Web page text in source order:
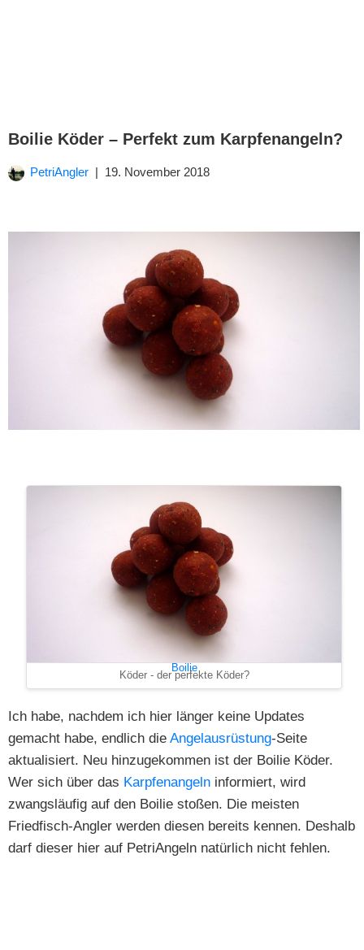
Boilie Köder – Perfekt zum Karpfenangeln?
PetriAngler 19. November 2018
Boilie
Köder - der perfekte Köder?
Ich habe, nachdem ich hier länger keine Updates
gemacht habe, endlich die Angelausrüstung-Seite
aktualisiert. Neu hinzugekommen ist der Boilie Köder.
Wer sich über das Karpfenangeln informiert, wird
zwangsläufig auf den Boilie stoßen. Die meisten
Friedfisch-Angler werden diesen bereits kennen. Deshalb
darf dieser hier auf PetriAngeln natürlich nicht fehlen.